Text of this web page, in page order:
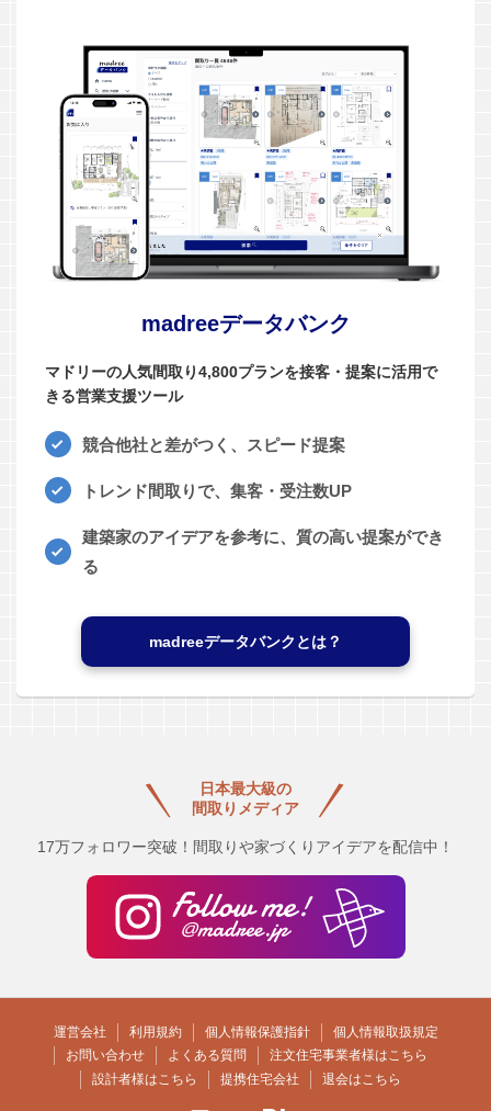
madreeデータバンク
マドリーの人気間取り4,800プランを接客・提案に活用で
きる営業支援ツール
競合他社と差がつく、スピード提案
トレンド間取りで、集客・受注数UP
建築家のアイデアを参考に、質の高い提案ができ
る
madreeデータバンクとは？
日本最大級の
間取りメディア
17万フォロワー突破！間取りや家づくりアイデアを配信中！
運営会社 利用規約 個人情報保護指針
個人情報取扱規定
お問い合わせ
よくある質問
注文住宅事業者様はこちら
設計者様はこちら
提携住宅会社 退会はこちら